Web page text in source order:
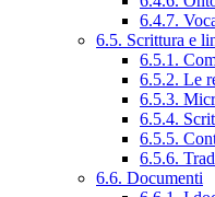
6.4.7.
6.5. Scrittura e
6.5.1.
6.5.2. Le
6.5.3.
6.5.4.
6.5.5.
6.5.6.
6.6. Documenti